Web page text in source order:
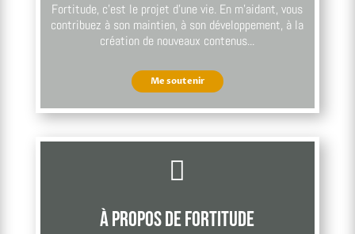
Fortitude, c’est le projet d’une vie. En m’aidant, vous
contribuez à son maintien, à son développement, à la
création de nouveaux contenus...
Me soutenir

À propos de Fortitude